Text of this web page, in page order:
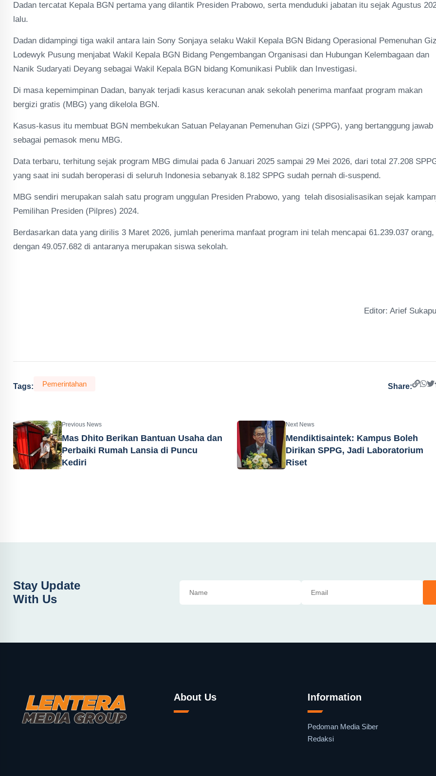
Dadan tercatat Kepala BGN pertama yang dilantik Presiden Prabowo, serta menduduki jabatan itu sejak Agustus
lalu.
Dadan didampingi tiga wakil antara lain Sony Sonjaya selaku Wakil Kepala BGN Bidang Operasional Pemenuhan
Lodewyk Pusung menjabat Wakil Kepala BGN Bidang Pengembangan Organisasi dan Hubungan Kelembagaan dan
Nanik Sudaryati Deyang sebagai Wakil Kepala BGN bidang Komunikasi Publik dan Investigasi.
Di masa kepemimpinan Dadan, banyak terjadi kasus keracunan anak sekolah penerima manfaat program makan
bergizi gratis (MBG) yang dikelola BGN.
Kasus-kasus itu membuat BGN membekukan Satuan Pelayanan Pemenuhan Gizi (SPPG), yang bertanggung jawab
sebagai pemasok menu MBG.
Data terbaru, terhitung sejak program MBG dimulai pada 6 Januari 2025 sampai 29 Mei 2026, dari total 27.208
yang saat ini sudah beroperasi di seluruh Indonesia sebanyak 8.182 SPPG sudah pernah di-suspend.
MBG sendiri merupakan salah satu program unggulan Presiden Prabowo, yang telah disosialisasikan sejak
Pemilihan Presiden (Pilpres) 2024.
Berdasarkan data yang dirilis 3 Maret 2026, jumlah penerima manfaat program ini telah mencapai 61.239.037 orang,
dengan 49.057.682 di antaranya merupakan siswa sekolah.
Editor: Arief
Tags: Pemerintahan Share:
Previous News
Mas Dhito Berikan Bantuan Usaha dan
Perbaiki Rumah Lansia di Puncu
Kediri
Next News
Mendiktisaintek: Kampus Boleh
Dirikan SPPG, Jadi Laboratorium
Riset
Stay Update
With Us
About Us Information
Pedoman Media Siber
Redaksi